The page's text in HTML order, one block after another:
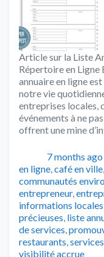
Article sur la Liste
Répertoire en Ligne
annuaire en ligne
notre vie
entreprises locales,
événements à ne
offrent une mine
Publié7 months ago
en ligne,café en ville,
communautés
entrepreneur,
informations
précieuses, liste
de services,
restaurants,
visibilité accrue